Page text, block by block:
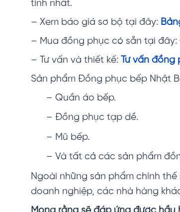
tình nhất.
– Xem báo giá sơ bộ tại đây:
– Mua đồng phục có sẵn tại đây:
– Tư vấn và thiết kế: Tư vấn đồng
Sản phẩm Đồng phục bếp Nhật
– Quần áo bếp.
– Đồng phục tạp dề.
– Mũ bếp.
– Và tất cả các sản phẩm
Ngoài những sản phẩm chính
doanh nghiệp, các nhà hàng